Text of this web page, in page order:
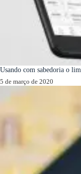
Usando com sabedoria o
5 de março de 2020